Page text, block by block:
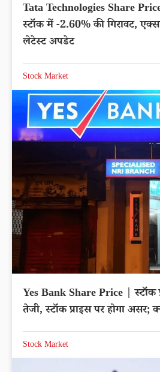
Tata Technologies Share
स्टॉक में -2.60% की गिरावट,
लेटेस्ट अपडेट
Stock Market
Yes Bank Share Price | स्टॉक
तेजी, स्टॉक प्राइस पर होगा असर;
Stock Market